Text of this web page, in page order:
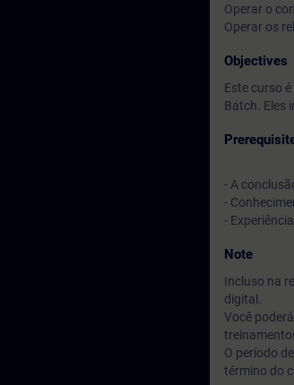
Operar o
Operar os
Objectives
Este curso
Batch. Eles
- A
-
-
Note
Incluso na
digital.
Você
O período
término do